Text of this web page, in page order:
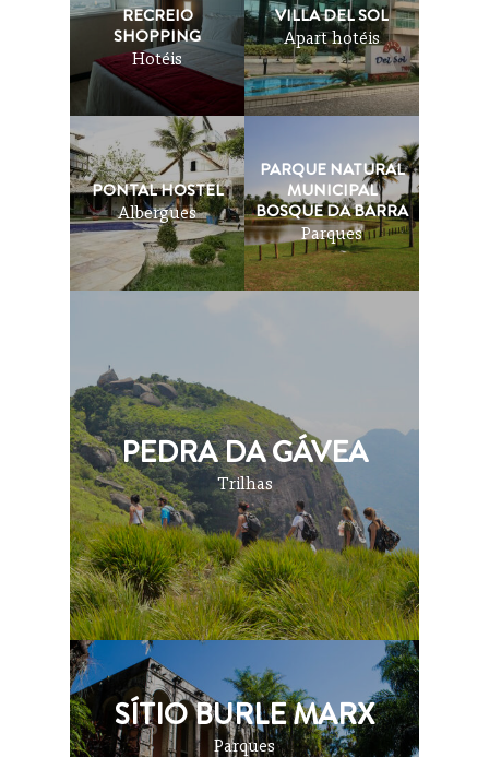
RECREIO
SHOPPING
Hotéis
VILLA DEL SOL
Apart hotéis
PONTAL HOSTEL
Albergues
PARQUE NATURAL
MUNICIPAL
BOSQUE DA BARRA
Parques
PEDRA DA GÁVEA
Trilhas
SÍTIO BURLE MARX
Parques